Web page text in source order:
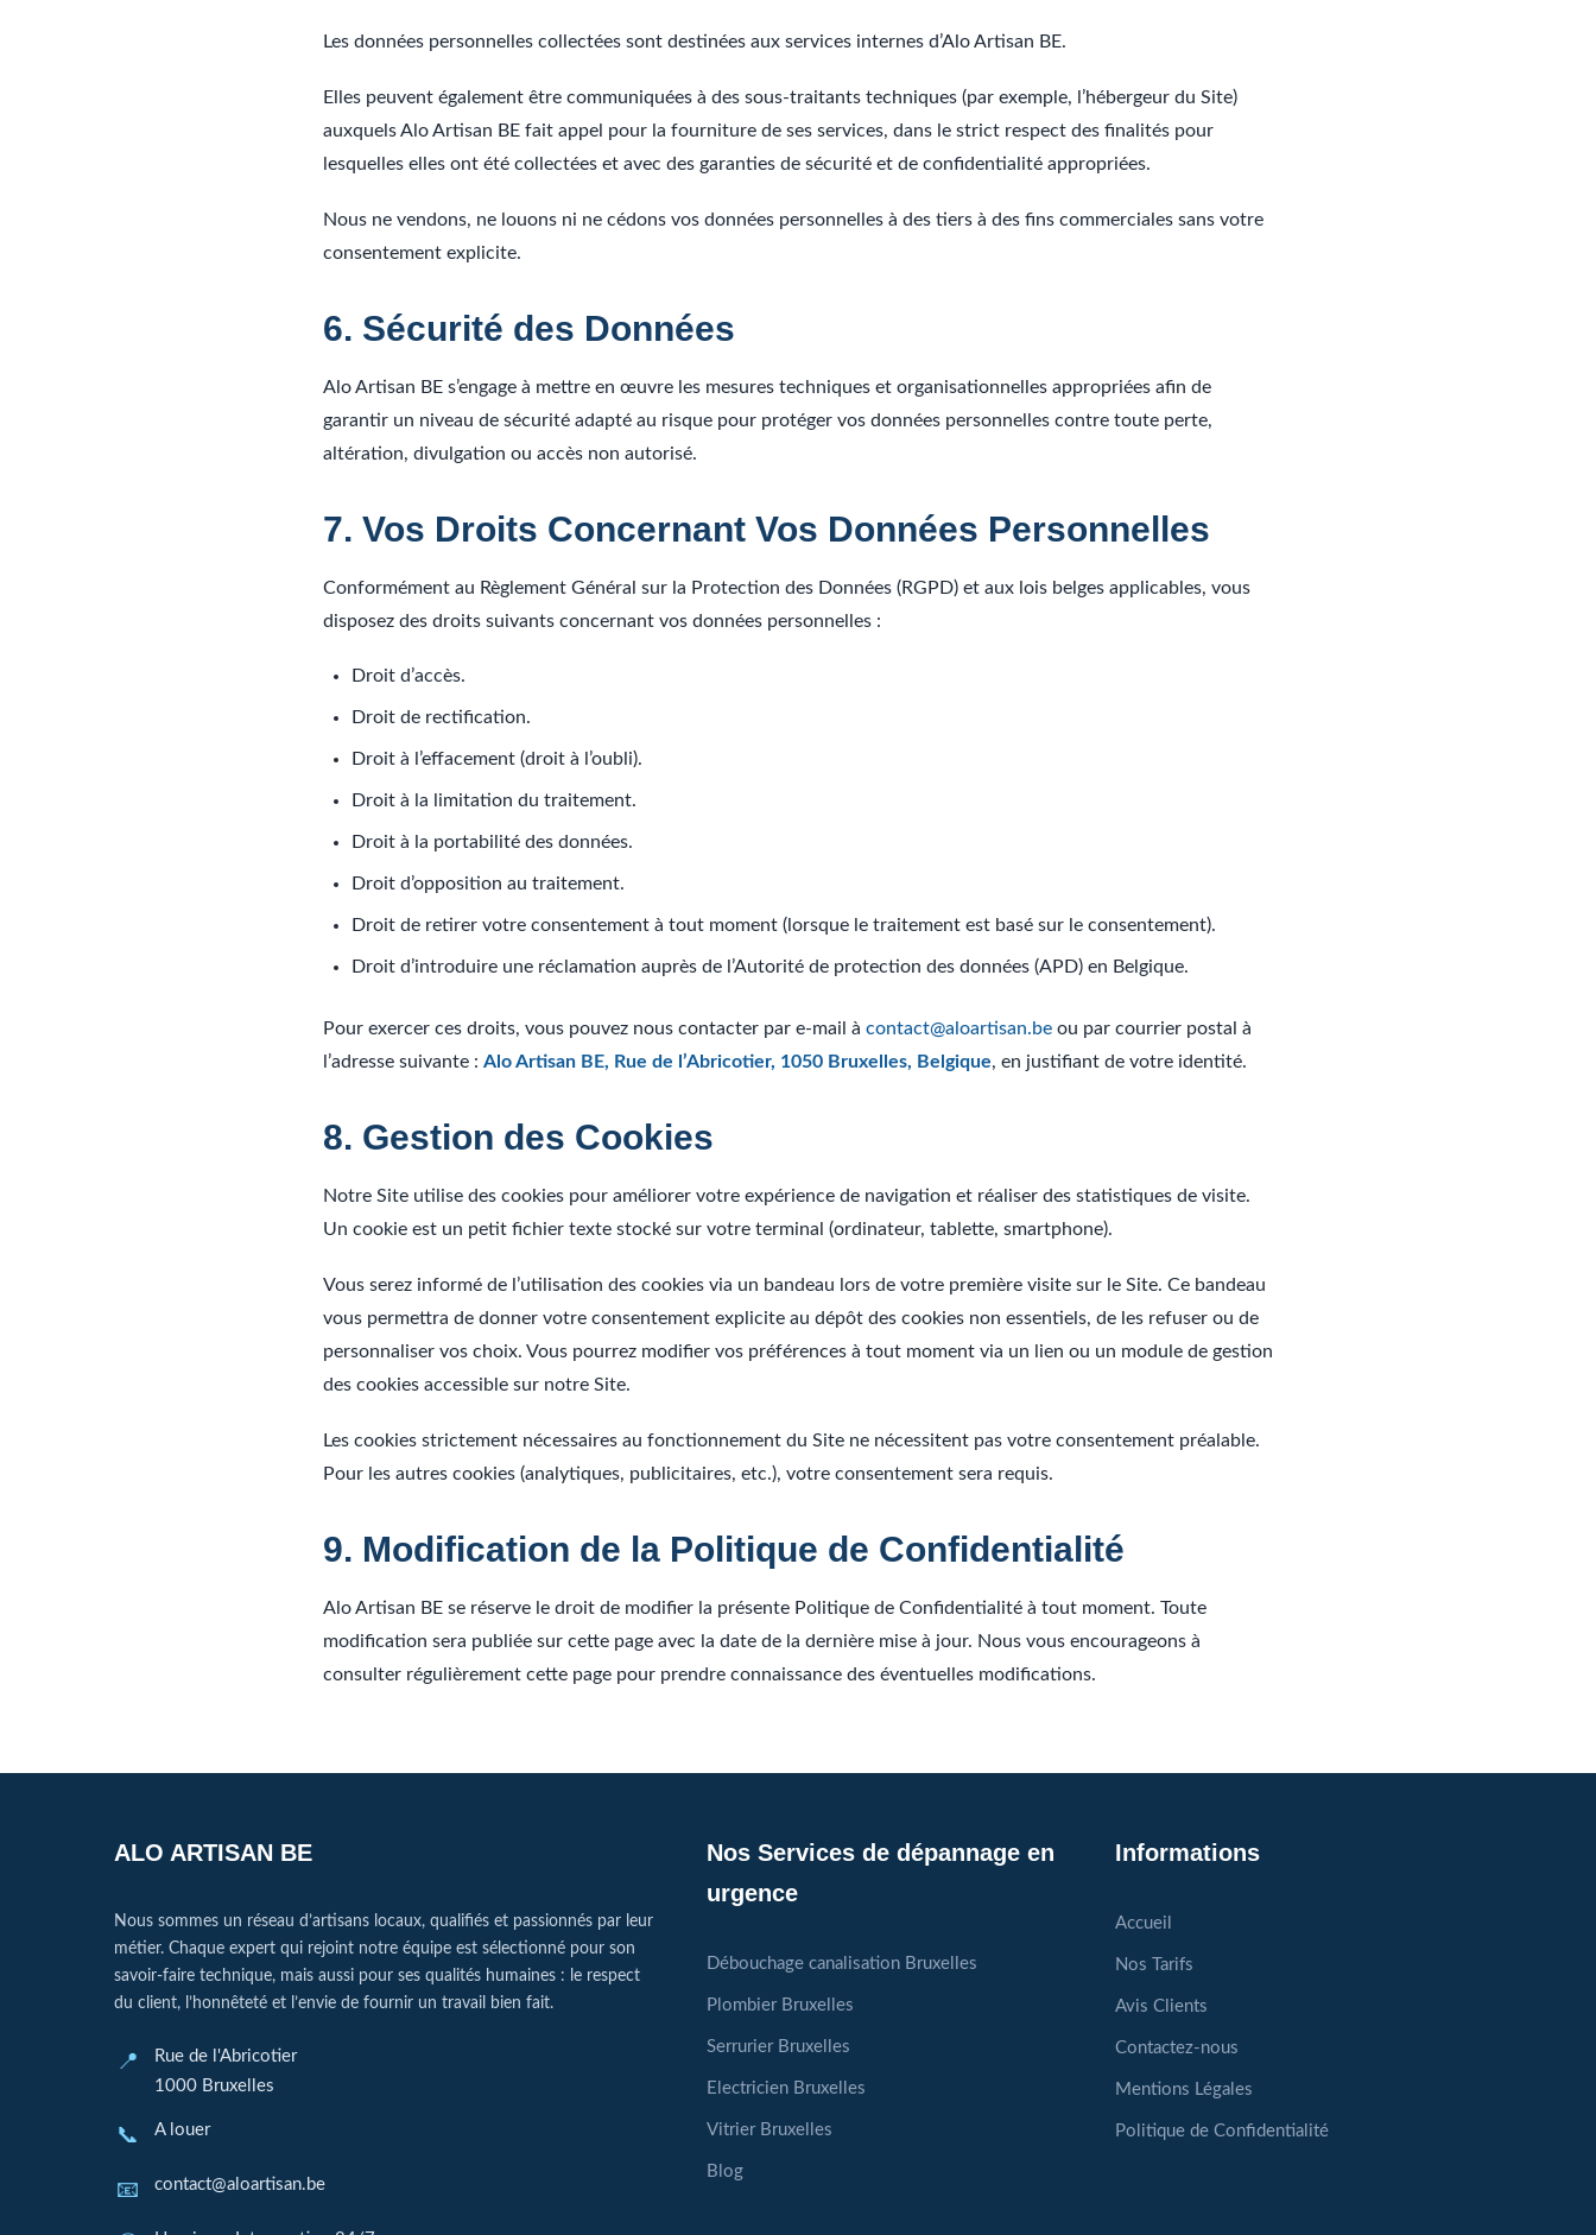
Les données personnelles collectées sont destinées aux services internes d’Alo Artisan BE.
Elles peuvent également être communiquées à des sous-traitants techniques (par exemple, l’hébergeur du Site)
auxquels Alo Artisan BE fait appel pour la fourniture de ses services, dans le strict respect des finalités pour
lesquelles elles ont été collectées et avec des garanties de sécurité et de confidentialité appropriées.
Nous ne vendons, ne louons ni ne cédons vos données personnelles à des tiers à des fins commerciales sans votre
consentement explicite.
6. Sécurité des Données
Alo Artisan BE s’engage à mettre en œuvre les mesures techniques et organisationnelles appropriées afin de
garantir un niveau de sécurité adapté au risque pour protéger vos données personnelles contre toute perte,
altération, divulgation ou accès non autorisé.
7. Vos Droits Concernant Vos Données Personnelles
Conformément au Règlement Général sur la Protection des Données (RGPD) et aux lois belges applicables, vous
disposez des droits suivants concernant vos données personnelles :
Droit d’accès.
Droit de rectification.
Droit à l’effacement (droit à l’oubli).
Droit à la limitation du traitement.
Droit à la portabilité des données.
Droit d’opposition au traitement.
Droit de retirer votre consentement à tout moment (lorsque le traitement est basé sur le consentement).
Droit d’introduire une réclamation auprès de l’Autorité de protection des données (APD) en Belgique.
Pour exercer ces droits, vous pouvez nous contacter par e-mail à contact@aloartisan.be ou par courrier postal à
l’adresse suivante : Alo Artisan BE, Rue de l’Abricotier, 1050 Bruxelles, Belgique, en justifiant de votre identité.
8. Gestion des Cookies
Notre Site utilise des cookies pour améliorer votre expérience de navigation et réaliser des statistiques de visite.
Un cookie est un petit fichier texte stocké sur votre terminal (ordinateur, tablette, smartphone).
Vous serez informé de l’utilisation des cookies via un bandeau lors de votre première visite sur le Site. Ce bandeau
vous permettra de donner votre consentement explicite au dépôt des cookies non essentiels, de les refuser ou de
personnaliser vos choix. Vous pourrez modifier vos préférences à tout moment via un lien ou un module de gestion
des cookies accessible sur notre Site.
Les cookies strictement nécessaires au fonctionnement du Site ne nécessitent pas votre consentement préalable.
Pour les autres cookies (analytiques, publicitaires, etc.), votre consentement sera requis.
9. Modification de la Politique de Confidentialité
Alo Artisan BE se réserve le droit de modifier la présente Politique de Confidentialité à tout moment. Toute
modification sera publiée sur cette page avec la date de la dernière mise à jour. Nous vous encourageons à
consulter régulièrement cette page pour prendre connaissance des éventuelles modifications.
ALO ARTISAN BE
Nous sommes un réseau d’artisans locaux, qualifiés et passionnés par leur
métier. Chaque expert qui rejoint notre équipe est sélectionné pour son
savoir-faire technique, mais aussi pour ses qualités humaines : le respect
du client, l’honnêteté et l’envie de fournir un travail bien fait.
Rue de l'Abricotier
1000 Bruxelles
A louer
contact@aloartisan.be
Nos Services de dépannage en
urgence
Débouchage canalisation Bruxelles
Plombier Bruxelles
Serrurier Bruxelles
Electricien Bruxelles
Vitrier Bruxelles
Blog
Informations
Accueil
Nos Tarifs
Avis Clients
Contactez-nous
Mentions Légales
Politique de Confidentialité